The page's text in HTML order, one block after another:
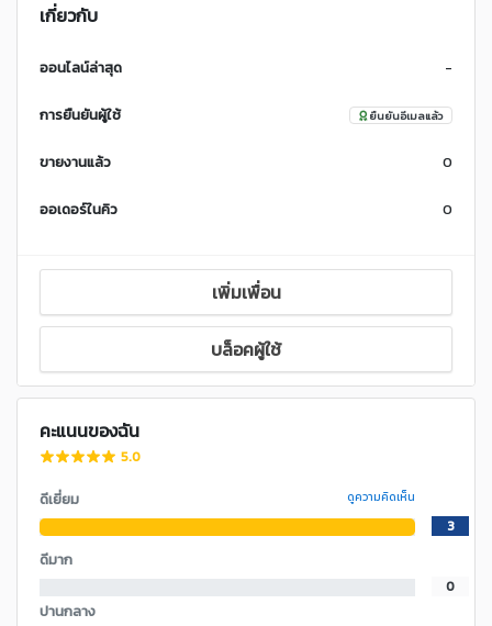
เกี่ยวกับ
ออนไลน์ล่าสุด -
การยืนยันผู้ใช้ ยืนยันอีเมลแล้ว
ขายงานแล้ว 0
ออเดอร์ในคิว 0
เพิ่มเพื่อน
บล็อคผู้ใช้
คะแนนของฉัน
5.0
ดีเยี่ยม ดูความคิดเห็น
3
ดีมาก
0
ปานกลาง